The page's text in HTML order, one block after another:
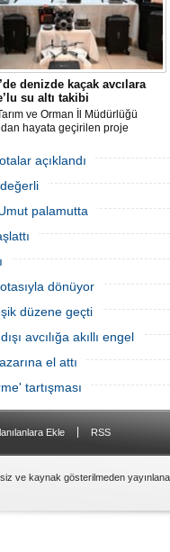
denizde kaçak avcılara
su altı takibi
ve Orman İl Müdürlüğü
hayata geçirilen proje
anlık olarak tespit edebilen
su altı dronları sahada aktif
başlandı.
açıklandı
palamutta
dönüyor
düzene geçti
avcılığa akıllı engel
el attı
tartışması
Ekle RSS
ve kaynak gösterilmeden